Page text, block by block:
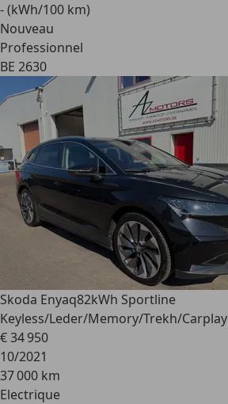
- (kWh/100 km)
Nouveau
Professionnel
BE 2630
Skoda Enyaq82kWh Sportline
Keyless/Leder/Memory/Trekh/Carplay
€ 34 950
10/2021
37 000 km
Electrique